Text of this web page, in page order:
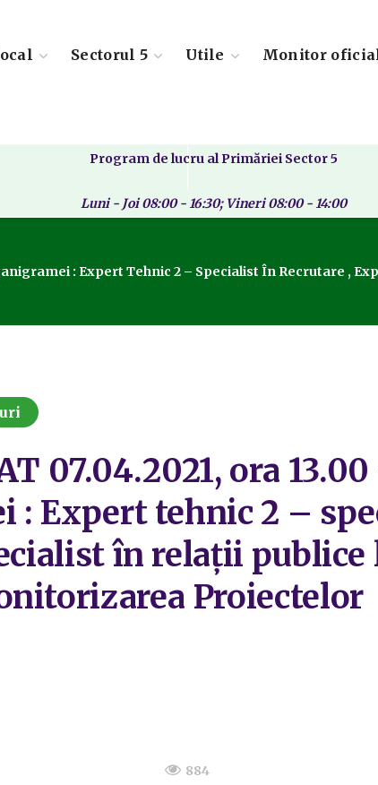
Sectorul 5 Utile Monitor
Program de lucru al Primăriei Sector 5
Luni - Joi 08:00 - 16:30; Vineri 08:00 - 14:00
: Expert Tehnic 2 – Specialist În Recrutare
07.04.2021, ora
: Expert tehnic 2 –
în relații publice
Proiectelor
884